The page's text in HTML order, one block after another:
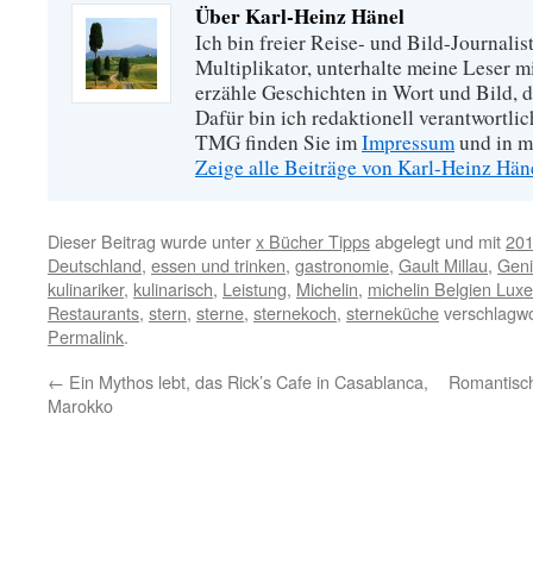
Über Karl-Heinz Hänel
Ich bin freier Reise- und Bild-
Multiplikator, unterhalte meine Leser
erzähle Geschichten in Wort und Bild,
Dafür bin ich redaktionell
TMG finden Sie imImpressumund in
Zeige alle Beiträge von Karl-Heinz
Dieser Beitrag wurde unterx Bücher Tippsabgelegt und mit
Deutschland, essen und trinken, gastronomie, Gault Millau,
kulinariker, kulinarisch, Leistung, Michelin, michelin Belgien
Restaurants, stern, sterne, sternekoch, sterneküche
Permalink.
← Ein Mythos lebt, das Rick’s Cafe in Casablanca,
Marokko